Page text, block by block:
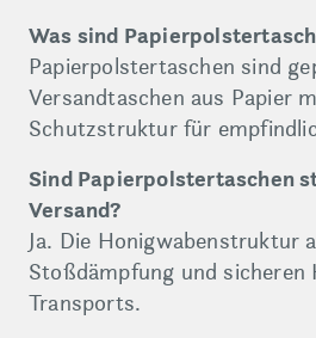
Was sind
Papierpolstertaschen sind
Versandtaschen aus Papier
Schutzstruktur für
Sind Papierpolstertaschen
Versand?
Ja. Die Honigwabenstruktur
Stoßdämpfung und sicheren
Transports.